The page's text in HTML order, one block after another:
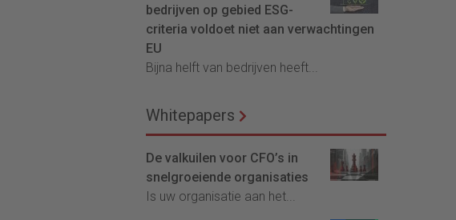
bedrijven op gebied ESG-
criteria voldoet niet aan verwachtingen
EU
Bijna helft van bedrijven heeft...
Whitepapers
De valkuilen voor CFO’s in
snelgroeiende organisaties
Is uw organisatie aan het...